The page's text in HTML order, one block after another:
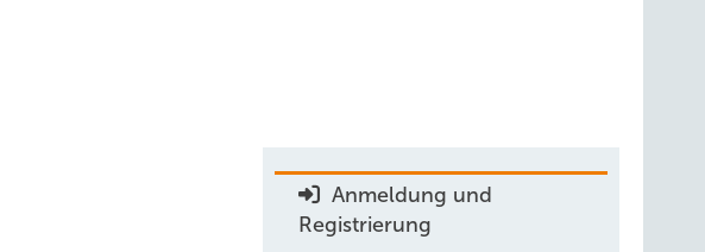
Anmeldung und
Registrierung